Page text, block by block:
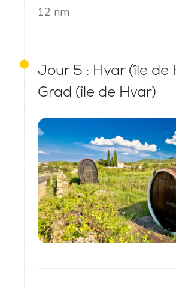
12 nm
Jour 5 : Hvar (île de
Grad (île de Hvar)